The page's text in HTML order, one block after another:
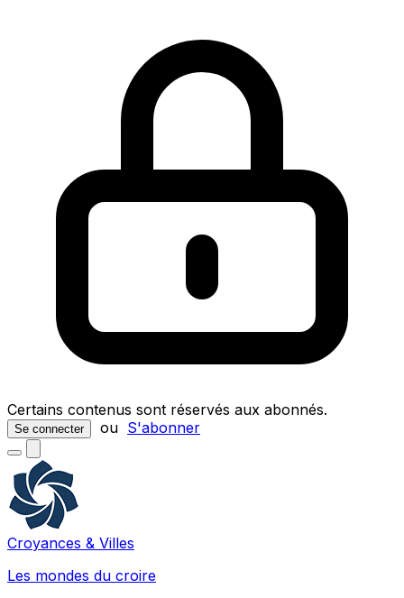
Certains contenus sont réservés aux abonnés.
Se connecter ou S'abonner
Croyances & Villes
Les mondes du croire